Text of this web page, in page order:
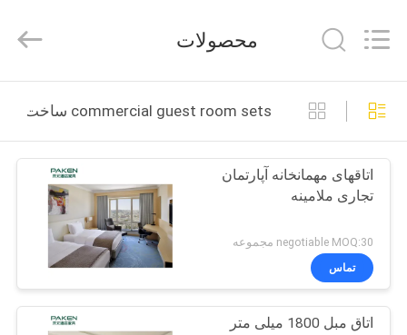
صفحه
اصلی
محصولات
درباره
Ltd..
Reserved.
محصولات
commercial guest room sets ساخت آنلاین
اتاقهای مهمانخانه آپارتمان
تجاری ملامینه
negotiable MOQ:30 مجموعه
تماس
اتاق مبل 1800 میلی متر